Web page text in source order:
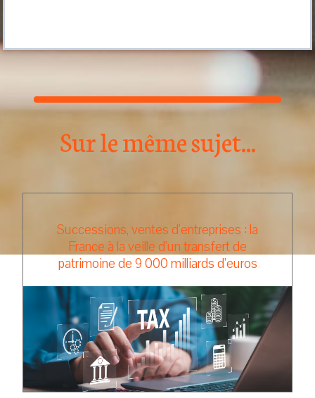
Sur le même sujet...
Successions, ventes d'entreprises : la
France à la veille d'un transfert de
patrimoine de 9 000 milliards d'euros